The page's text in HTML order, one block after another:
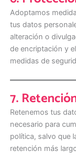
Adoptamos
tus datos
alteración o
de encriptación y
medidas de
7.
Retenemos tus
necesario para
política, salvo que
retención más